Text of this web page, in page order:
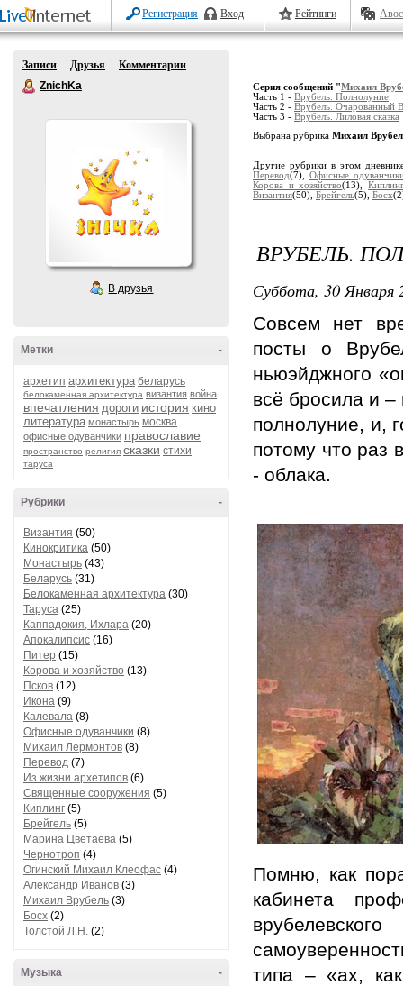
Регистрация Вход Рейтинги
Записи Друзья
Комментарии
ZnichKa
В друзья
-
Метки
архетип архитектура беларусь
белокаменная архитектура византия война
впечатления дороги история кино
литература монастырь москва
офисные одуванчики православие
пространство религия сказки стихи
таруса
-
Рубрики
Византия (50)
Кинокритика (50)
Монастырь (43)
Беларусь (31)
Белокаменная архитектура (30)
Таруса (25)
Каппадокия, Ихлара (20)
Апокалипсис (16)
Питер (15)
Корова и хозяйство (13)
Псков (12)
Икона (9)
Калевала (8)
Офисные одуванчики (8)
Михаил Лермонтов (8)
Перевод (7)
Из жизни архетипов (6)
Священные сооружения (5)
Киплинг (5)
Брейгель (5)
Марина Цветаева (5)
Чернотроп (4)
Огинский Михаил Клеофас (4)
Александр Иванов (3)
Михаил Врубель (3)
Босх (2)
Толстой Л.Н. (2)
-
Музыка
Серия сообщений "Михаил
Часть 1 - Врубель. Полнолуние
Часть 2 - Врубель. Очарованный
Часть 3 - Врубель. Лиловая сказка
Выбрана рубрика Михаил
Другие рубрики в этом
Перевод(7), Офисные
Корова и хозяйство(13),
Византия(50), Брейгель(5), Босх
ВРУБЕЛЬ.
Суббота, 30 Января
Совсем нет
посты о
ньюэйджного
всё бросила и
полнолуние, и,
потому что раз
- облака.
Помню, как
кабинета
типа – «ах,